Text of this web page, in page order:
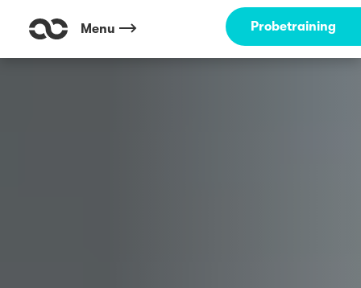
Menu Probetraining
Outdoor Fitness direkt um die Ecke: Seepark Freiburg ☀️